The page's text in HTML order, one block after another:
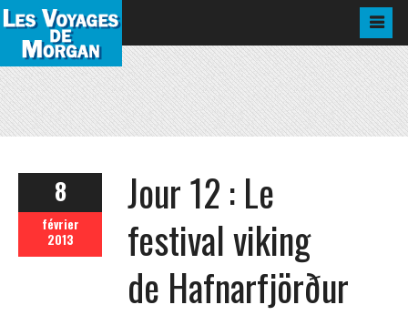
8
février
2013
Jour 12 : Le
festival viking
de Hafnarfjörður